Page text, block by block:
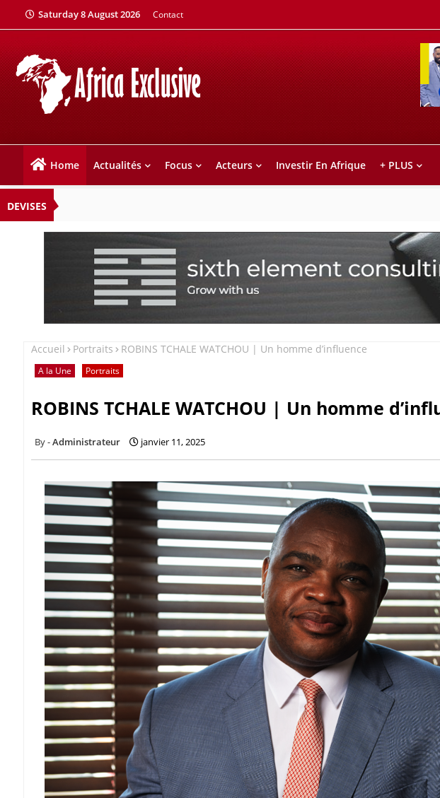
Saturday 8 August 2026 Contact
Home Actualités Focus Acteurs Investir En Afrique + PLUS
DEVISES
Accueil Portraits ROBINS TCHALE WATCHOU | Un homme d’influence
A la Une Portraits
ROBINS TCHALE WATCHOU | Un homme
Administrateur janvier 11, 2025